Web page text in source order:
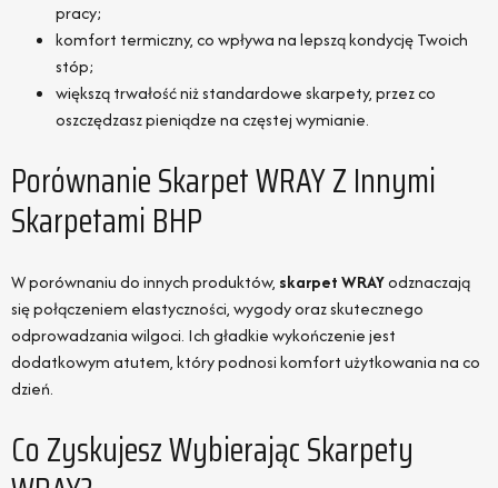
pracy;
komfort termiczny, co wpływa na lepszą kondycję Twoich
stóp;
większą trwałość niż standardowe skarpety, przez co
oszczędzasz pieniądze na częstej wymianie.
Porównanie Skarpet WRAY Z Innymi
Skarpetami BHP
W porównaniu do innych produktów, skarpet WRAYodznaczają
się połączeniem elastyczności, wygody oraz skutecznego
odprowadzania wilgoci. Ich gładkie wykończenie jest
dodatkowym atutem, który podnosi komfort użytkowania na co
dzień.
Co Zyskujesz Wybierając Skarpety